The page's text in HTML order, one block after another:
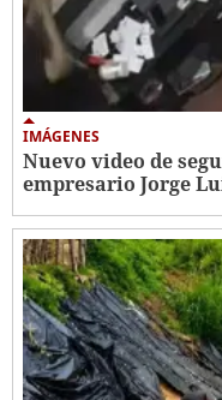
IMÁGENES
Nuevo video de
empresario Jorge